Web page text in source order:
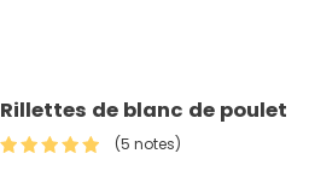
Rillettes de blanc de poulet
(5 notes)